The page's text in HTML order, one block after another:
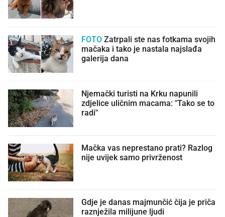
FOTO
mačaka i tako je nastala najslađa
galerija dana
Njemački turisti na Krku napunili
zdjelice uličnim macama: "Tako se to
radi"
Mačka vas neprestano prati? Razlog
nije uvijek samo privrženost
Gdje je danas majmunčić čija je priča
raznježila milijune ljudi